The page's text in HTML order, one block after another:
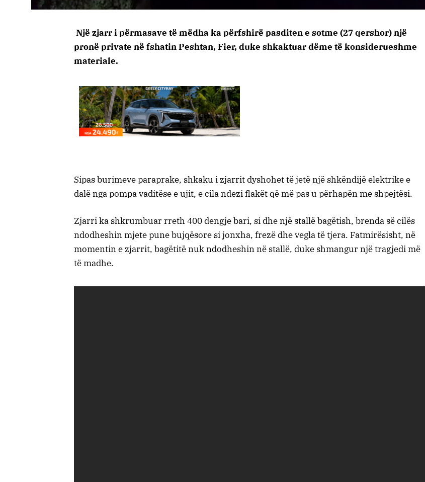
Një zjarr i përmasave të mëdha ka përfshirë pasditen e sotme (27 qershor) një
pronë private në fshatin Peshtan, Fier, duke shkaktuar dëme të konsiderueshme
materiale.
Sipas burimeve paraprake, shkaku i zjarrit dyshohet të jetë një shkëndijë elektrike e
dalë nga pompa vaditëse e ujit, e cila ndezi flakët që më pas u përhapën me shpejtësi.
Zjarri ka shkrumbuar rreth 400 dengje bari, si dhe një stallë bagëtish, brenda së cilës
ndodheshin mjete pune bujqësore si jonxha, frezë dhe vegla të tjera. Fatmirësisht, në
momentin e zjarrit, bagëtitë nuk ndodheshin në stallë, duke shmangur një tragjedi më
të madhe.